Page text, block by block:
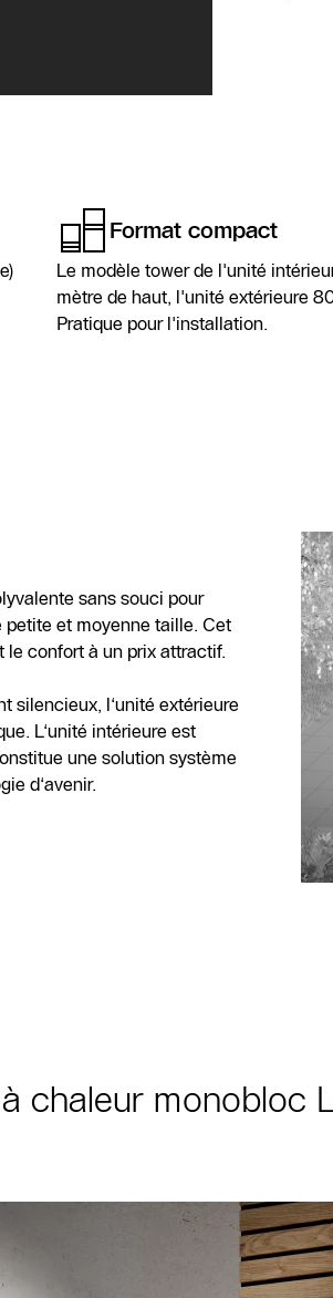
Format compact
Le modèle tower de l'unité
mètre de haut, l'unité extérieure
Pratique pour l'installation.
sans souci pour
petite et moyenne taille. Cet
le confort à un prix attractif.
silencieux, l‘unité extérieure
L‘unité intérieure est
une solution système
d‘avenir.
chaleur monobloc